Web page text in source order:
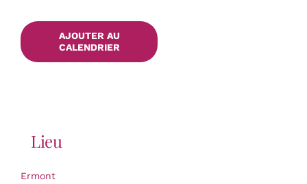
AJOUTER AU
CALENDRIER
Lieu
Ermont